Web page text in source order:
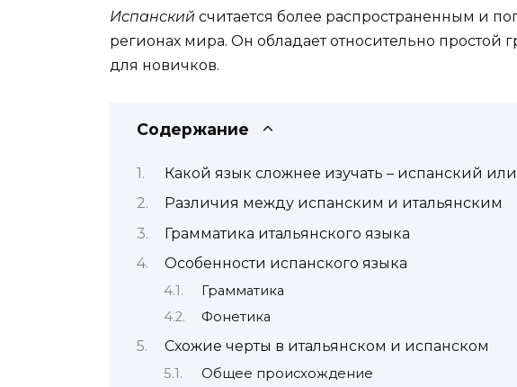
Испанский считается более распространенным и
регионах мира. Он обладает относительно
для новичков.
Содержание
Какой язык сложнее изучать – испанский
Различия между испанским и итальянским
Грамматика итальянского языка
Особенности испанского языка
Грамматика
Фонетика
Схожие черты в итальянском и испанском
Общее происхождение